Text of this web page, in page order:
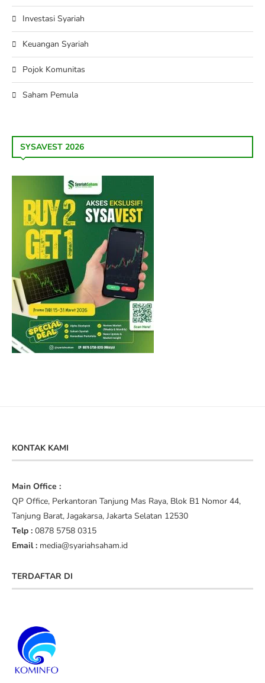
Investasi Syariah
Keuangan Syariah
Pojok Komunitas
Saham Pemula
SYSAVEST 2026
KONTAK KAMI
Main Office :
QP Office, Perkantoran Tanjung Mas Raya, Blok B1 Nomor 44,
Tanjung Barat, Jagakarsa, Jakarta Selatan 12530
Telp : 0878 5758 0315
Email : media@syariahsaham.id
TERDAFTAR DI